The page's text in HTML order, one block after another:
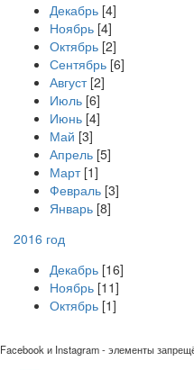
Декабрь [4]
Ноябрь [4]
Октябрь [2]
Сентябрь [6]
Август[2]
Июль [6]
Июнь [4]
Май [3]
Апрель [5]
Март[1]
Февраль [3]
Январь [8]
2016 год
Декабрь [16]
Ноябрь [11]
Октябрь [1]
Facebook и Instagram - элементы